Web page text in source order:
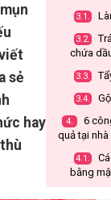
sẻ
hay
3.1.
3.2.
chứa
3.3.
3.4.
4.
6
quả tại nhà
4.1.
bằng